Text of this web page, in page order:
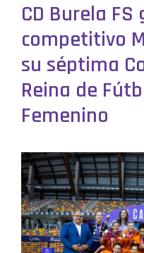
CD Burela
competitivo
su séptima
Reina de
Femenino